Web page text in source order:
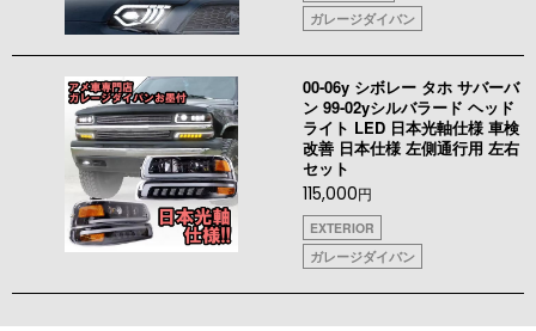
ガレージダイバン
00-06y シボレー タホ サバーバ
ン 99-02yシルバラード ヘッド
ライト LED 日本光軸仕様 車検
改善 日本仕様 左側通行用 左右
セット
115,000円
EXTERIOR
ガレージダイバン